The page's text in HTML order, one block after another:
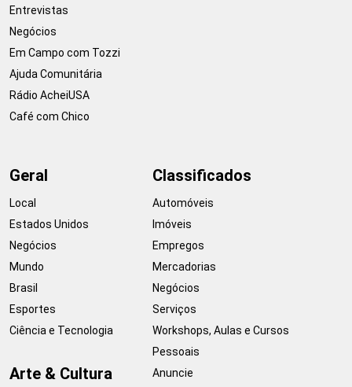
Entrevistas
Negócios
Em Campo com Tozzi
Ajuda Comunitária
Rádio AcheiUSA
Café com Chico
Geral
Local
Estados Unidos
Negócios
Mundo
Brasil
Esportes
Ciência e Tecnologia
Arte & Cultura
Classificados
Automóveis
Imóveis
Empregos
Mercadorias
Negócios
Serviços
Workshops, Aulas e Cursos
Pessoais
Anuncie